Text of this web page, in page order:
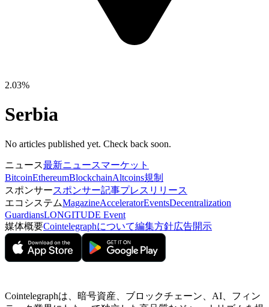
2.03%
Serbia
No articles published yet. Check back soon.
ニュース最新ニュースマーケット
BitcoinEthereumBlockchainAltcoins規制
スポンサースポンサー記事プレスリリース
エコシステムMagazineAcceleratorEventsDecentralization
GuardiansLONGITUDE Event
媒体概要Cointelegraphについて編集方針広告開示
Cointelegraphは、暗号資産、ブロックチェーン、AI、フィン